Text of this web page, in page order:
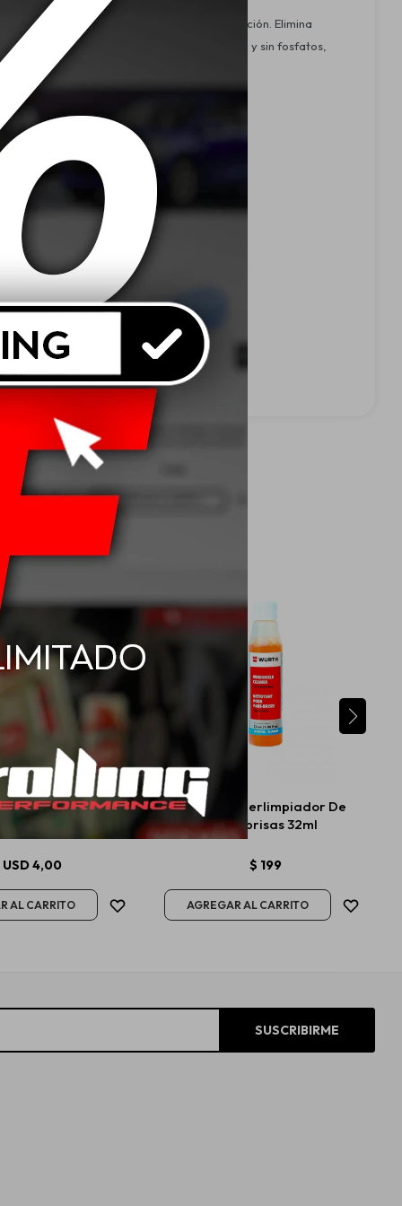
y mejorar la seguridad de conducción. Elimina
pintura, plástico y plexiglás, biodegradable y sin fosfatos,
plástico o plexiglás.
All Round Quick
USD4,00
Wurth Superlimpiador De
Parabrisas 32ml
$ 199
SUSCRIBIRME